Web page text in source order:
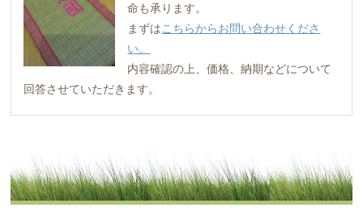
命も承ります。
まずはこちらからお問い合わせくださ
い。
内容確認の上、価格、納期などについて
回答させていただきます。